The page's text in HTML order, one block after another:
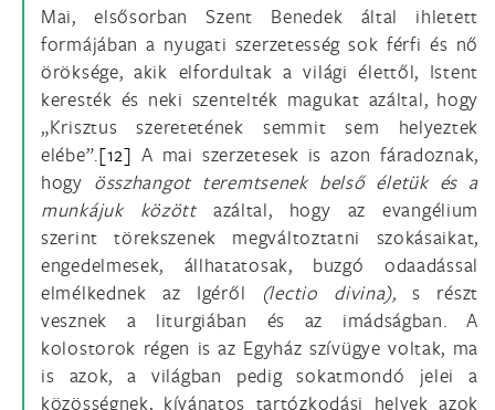
Mai, elsősorban Szent Benedek által ihletett
formájában a nyugati szerzetesség sok férfi és nő
öröksége, akik elfordultak a világi élettől, Istent
keresték és neki szentelték magukat azáltal, hogy
„Krisztus szeretetének semmit sem helyeztek
elébe”.[12] A mai szerzetesek is azon fáradoznak,
hogy összhangot teremtsenek belső életük és a
munkájuk között azáltal, hogy az evangélium
szerint törekszenek megváltoztatni szokásaikat,
engedelmesek, állhatatosak, buzgó odaadással
elmélkednek az Igéről (lectio divina),s részt
vesznek a liturgiában és az imádságban. A
kolostorok régen is az Egyház szívügye voltak, ma
is azok, a világban pedig sokatmondó jelei a
közösségnek, kívánatos tartózkodási helyek azok